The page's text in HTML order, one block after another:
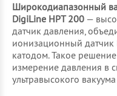
Широкодиапазонный
DigiLine HPT 200 —
датчик давления,
ионизационный датчик
катодом. Такое
измерение давления в
ультравысокого